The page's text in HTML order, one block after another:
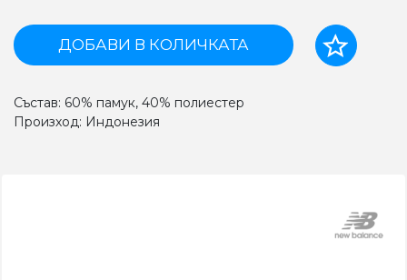
ДОБАВИ В КОЛИЧКАТА
Състав: 60% памук, 40% полиестер
Произход: Индонезия